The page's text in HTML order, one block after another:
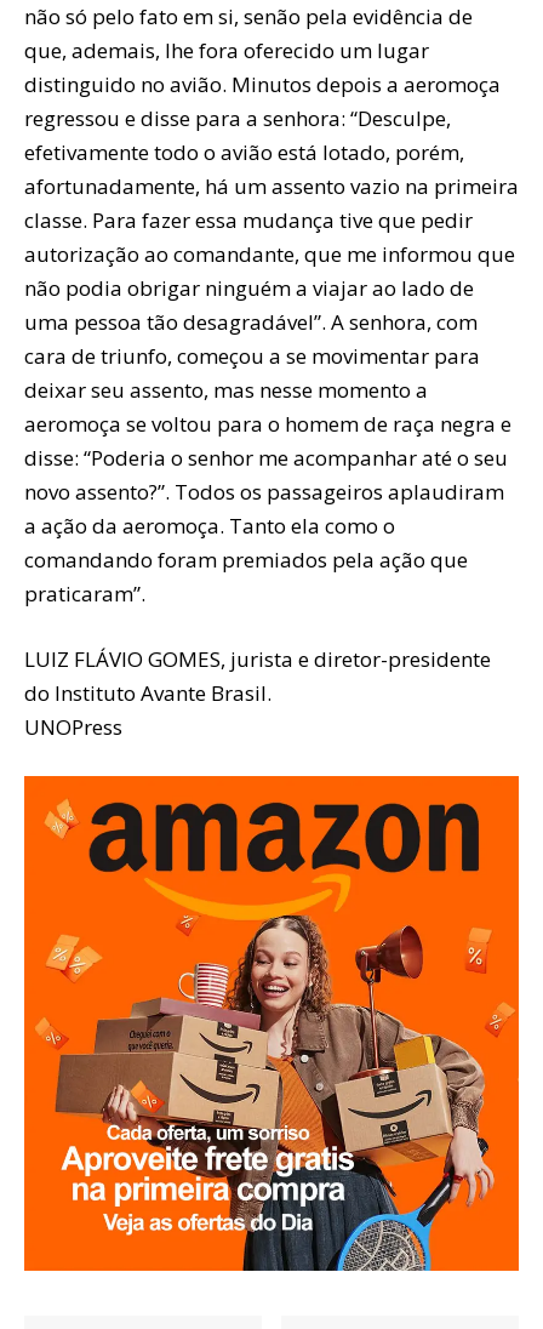
não só pelo fato em si, senão pela evidência de
que, ademais, lhe fora oferecido um lugar
distinguido no avião. Minutos depois a aeromoça
regressou e disse para a senhora: “Desculpe,
efetivamente todo o avião está lotado, porém,
afortunadamente, há um assento vazio na primeira
classe. Para fazer essa mudança tive que pedir
autorização ao comandante, que me informou que
não podia obrigar ninguém a viajar ao lado de
uma pessoa tão desagradável”. A senhora, com
cara de triunfo, começou a se movimentar para
deixar seu assento, mas nesse momento a
aeromoça se voltou para o homem de raça negra e
disse: “Poderia o senhor me acompanhar até o seu
novo assento?”. Todos os passageiros aplaudiram
a ação da aeromoça. Tanto ela como o
comandando foram premiados pela ação que
praticaram”.
LUIZ FLÁVIO GOMES, jurista e diretor-presidente
do Instituto Avante Brasil.
UNOPress